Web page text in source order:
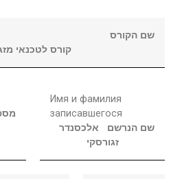
שם הקורס
קורס לטכנאי
Имя и фамилия
записавшегося
שם הנרשם
אלכסנדר
זגורסקי